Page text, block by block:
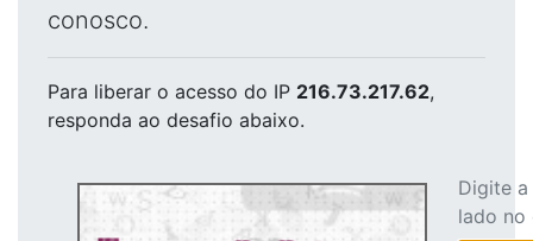
conosco.
Para liberar o acesso do IP 216.73.217.62,
responda ao desafio abaixo.
Digite
lado no